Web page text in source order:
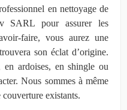
en nettoyage de
SARL pour assurer les
faire, vous aurez une
son éclat d’origine.
ardoises, en shingle ou
Nous sommes à même
existants.